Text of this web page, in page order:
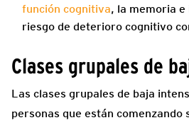
función cognitiva, la memoria e
riesgo de deterioro cognitivo
Clases grupales de
Las clases grupales de baja
personas que están comenzando